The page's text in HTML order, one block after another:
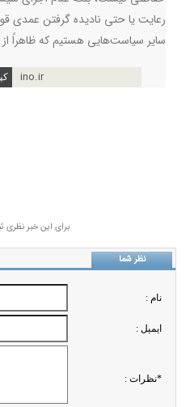
رعایت یا حتی نادیده گرفتن عمدی
سایر سیاست‌هایی هستیم که ظاهراً
ino.ir
برای این خبر
نظر شما
نام :
ايميل :
*نظرات :